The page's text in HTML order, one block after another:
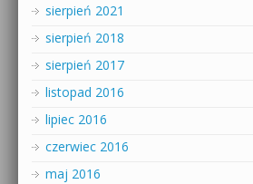
sierpień 2021
sierpień 2018
sierpień 2017
listopad 2016
lipiec 2016
czerwiec 2016
maj 2016